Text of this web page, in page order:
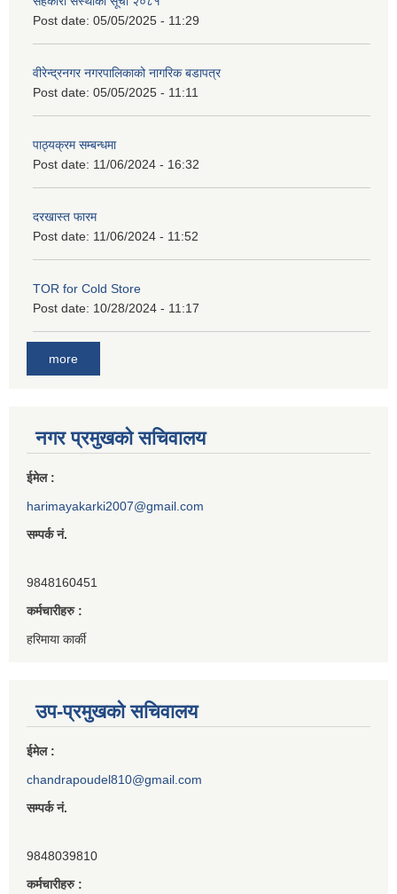
Post date: 05/05/2025 - 11:29
वीरेन्द्रनगर नगरपालिकाको नागरिक बडापत्र
Post date: 05/05/2025 - 11:11
पाठ्यक्रम सम्बन्धमा
Post date: 11/06/2024 - 16:32
दरखास्त फारम
Post date: 11/06/2024 - 11:52
TOR for Cold Store
Post date: 10/28/2024 - 11:17
more
नगर प्रमुखको सचिवालय
ईमेल :
harimayakarki2007@gmail.com
सम्पर्क नं.
9848160451
कर्मचारीहरु :
हरिमाया कार्की
उप-प्रमुखको सचिवालय
ईमेल :
chandrapoudel810@gmail.com
सम्पर्क नं.
9848039810
कर्मचारीहरु :